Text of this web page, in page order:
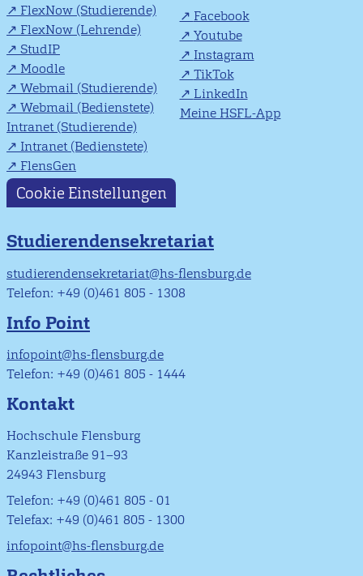
FlexNow (Studierende)
FlexNow (Lehrende)
StudIP
Moodle
Webmail (Studierende)
Webmail (Bedienstete)
Intranet (Studierende)
Intranet (Bedienstete)
FlensGen
Facebook
Youtube
Instagram
TikTok
LinkedIn
Meine HSFL-App
Cookie Einstellungen
Studierendensekretariat
studierendensekretariat@hs-flensburg.de
Telefon: +49 (0)461 805 - 1308
Info Point
infopoint@hs-flensburg.de
Telefon: +49 (0)461 805 - 1444
Kontakt
Hochschule Flensburg
Kanzleistraße 91–93
24943 Flensburg
Telefon: +49 (0)461 805 - 01
Telefax: +49 (0)461 805 - 1300
infopoint@hs-flensburg.de